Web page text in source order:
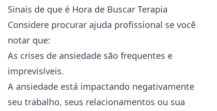
Sinais de que é Hora de Buscar Terapia
Considere procurar ajuda profissional se você
notar que:
As crises de ansiedade são frequentes e
imprevisíveis.
A ansiedade está impactando negativamente
seu trabalho, seus relacionamentos ou sua